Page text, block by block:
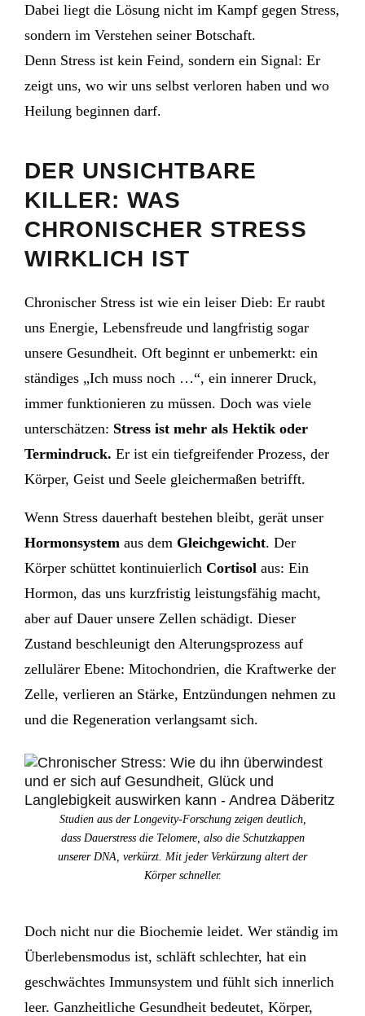
Dabei liegt die Lösung nicht im Kampf gegen Stress,
sondern im Verstehen seiner Botschaft.
Denn Stress ist kein Feind, sondern ein Signal: Er
zeigt uns, wo wir uns selbst verloren haben und wo
Heilung beginnen darf.
DER UNSICHTBARE
KILLER: WAS
CHRONISCHER STRESS
WIRKLICH IST
Chronischer Stress ist wie ein leiser Dieb: Er raubt
uns Energie, Lebensfreude und langfristig sogar
unsere Gesundheit. Oft beginnt er unbemerkt: ein
ständiges „Ich muss noch …“, ein innerer Druck,
immer funktionieren zu müssen. Doch was viele
unterschätzen: Stress ist mehr als Hektik oder
Termindruck. Er ist ein tiefgreifender Prozess, der
Körper, Geist und Seele gleichermaßen betrifft.
Wenn Stress dauerhaft bestehen bleibt, gerät unser
Hormonsystem aus dem Gleichgewicht. Der
Körper schüttet kontinuierlich Cortisol aus: Ein
Hormon, das uns kurzfristig leistungsfähig macht,
aber auf Dauer unsere Zellen schädigt. Dieser
Zustand beschleunigt den Alterungsprozess auf
zellulärer Ebene: Mitochondrien, die Kraftwerke der
Zelle, verlieren an Stärke, Entzündungen nehmen zu
und die Regeneration verlangsamt sich.
Studien aus der Longevity-Forschung zeigen deutlich,
dass Dauerstress die Telomere, also die Schutzkappen
unserer DNA, verkürzt. Mit jeder Verkürzung altert der
Körper schneller.
Doch nicht nur die Biochemie leidet. Wer ständig im
Überlebensmodus ist, schläft schlechter, hat ein
geschwächtes Immunsystem und fühlt sich innerlich
leer. Ganzheitliche Gesundheit bedeutet, Körper,